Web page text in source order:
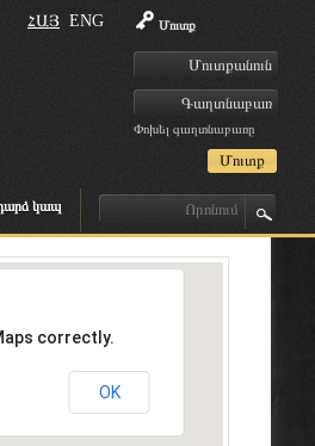
Մուտք
Փոխել գաղտնաբառը
ՀԱՅ ENG
կապ
correctly.
OK